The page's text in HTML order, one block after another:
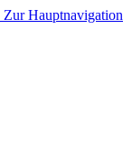
Zur Hauptnavigation